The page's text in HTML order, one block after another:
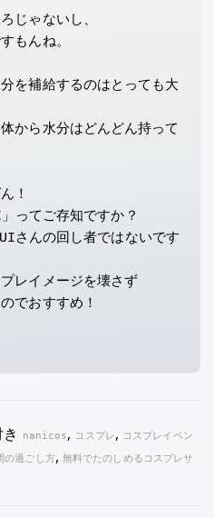
じゃないし、
もんね。
を補給するのはとっても大
から水分はどんどん持って
！
ってご存知ですか？
さんの回し者ではないです
レイメージを壊さず
でおすすめ！
nanicos, コスプレ, コスプレイベン
の過ごし方, 無料でたのしめるコスプレサ